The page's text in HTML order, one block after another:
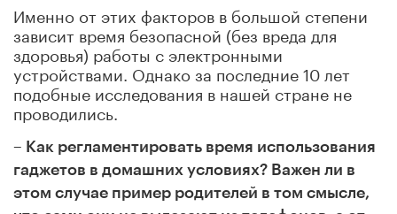
Именно от этих факторов в большой степени
зависит время безопасной (без вреда для
здоровья) работы с электронными
устройствами. Однако за последние 10 лет
подобные исследования в нашей стране не
проводились.
– Как регламентировать время использования
гаджетов в домашних условиях? Важен ли в
этом случае пример родителей в том смысле,